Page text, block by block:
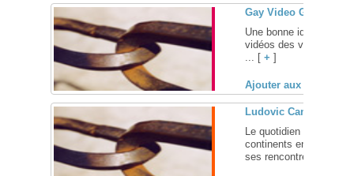
Gay Video Guides
Une bonne idée à
vidéos des villes où
... [ + ]
Ajouter aux favoris
Ludovic Canot – le
Le quotidien de
continents en
ses rencontres sur